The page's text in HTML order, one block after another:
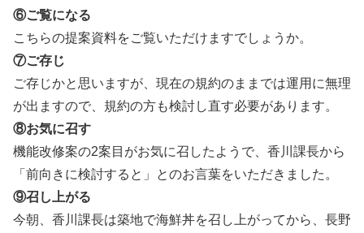
⑥ご覧になる
こちらの提案資料をご覧いただけますでしょうか。
⑦ご存じ
ご存じかと思いますが、現在の規約のままでは運用に無理
が出ますので、規約の方も検討し直す必要があります。
⑧お気に召す
機能改修案の2案目がお気に召したようで、香川課長から
「前向きに検討すると」とのお言葉をいただきました。
⑨召し上がる
今朝、香川課長は築地で海鮮丼を召し上がってから、長野